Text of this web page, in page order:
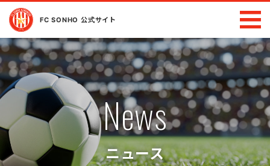
FC SONHO 公式サイト
News
ニュース